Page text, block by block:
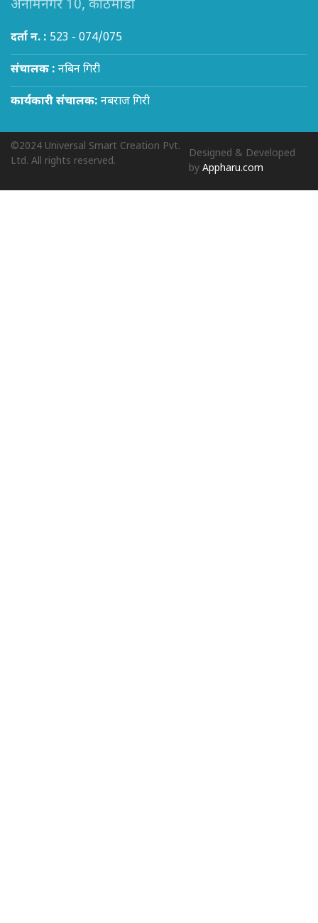
अनामनगर 10, काठमाडौं
दर्ता न. : 523 - 074/075
संचालक : नबिन गिरी
कार्यकारी संचालक: नबराज गिरी
©2024 Universal Smart Creation Pvt.
Ltd. All rights reserved.
Designed & Developed
byAppharu.com